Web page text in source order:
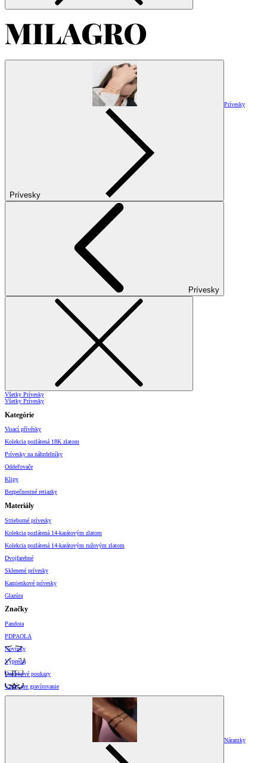
Prívesky
Prívesky
Prívesky
Všetky Prívesky
Všetky Prívesky
Kategórie
Visací přívěsky
Kolekcia pozlátená 18K zlatom
Prívesky na náhrdelníky
Oddeľovače
Klipy
Bezpečnostné retiazky
Materiály
Strieborné prívesky
Kolekcia pozlátená 14-karátovým zlatom
Kolekcia pozlátená 14-karátovým ružovým zlatom
Dvojfarebné
Sklenené prívesky
Kamienkové prívesky
Glazúra
Značky
Pandora
PDPAOLA
Novinky
Výpredaj
Darčekové poukazy
Vzory pre gravírovanie
Náramky